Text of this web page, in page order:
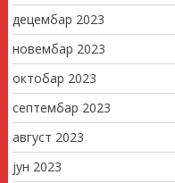
децембар 2023
новембар 2023
октобар 2023
септембар 2023
август 2023
јун 2023